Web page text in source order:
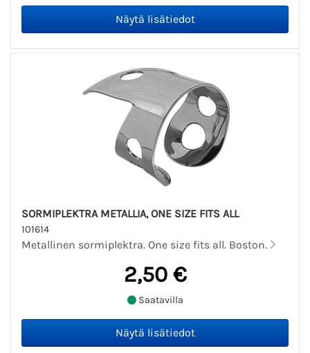
SORMIPLEKTRA METALLIA, ONE SIZE FITS ALL
101614
Metallinen sormiplektra. One size fits all. Boston.
2,50 €
Saatavilla